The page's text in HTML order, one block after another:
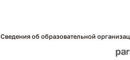
Сведения об образовательной